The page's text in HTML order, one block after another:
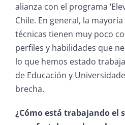
alianza con el programa
Chile. En general, la
técnicas tienen muy poco
perfiles y habilidades que
lo que hemos estado
de Educación y
brecha.
¿Cómo está trabajando el